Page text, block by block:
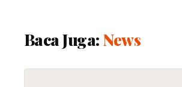
Baca Juga: News